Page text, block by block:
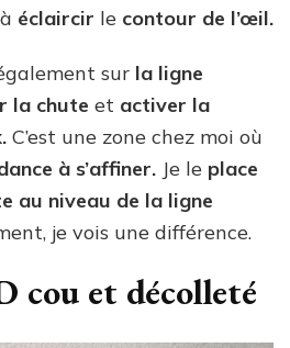
éclaircir le contour de l’œil.
sur la ligne
la chute et activer la
C’est une zone chez moi où
à s’affiner. Je le place
au niveau de la ligne
je vois une différence.
cou et décolleté